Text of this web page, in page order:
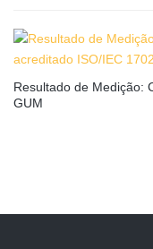
Resultado de Medição:
GUM